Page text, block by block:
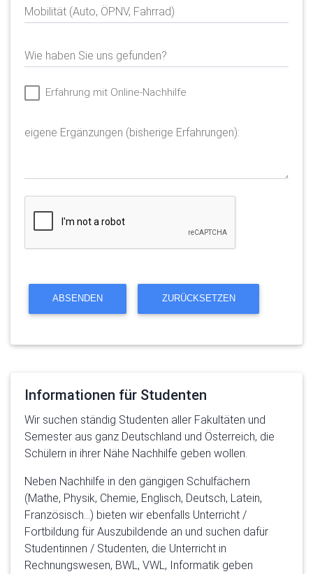
Mobilität (Auto, ÖPNV, Fahrrad)
Wie haben Sie uns gefunden?
Erfahrung mit Online-Nachhilfe
eigene Ergänzungen (bisherige Erfahrungen):
ABSENDEN ZURÜCKSETZEN
Informationen für Studenten
Wir suchen ständig Studenten aller Fakultäten und
Semester aus ganz Deutschland und Österreich, die
Schülern in ihrer Nähe Nachhilfe geben wollen.
Neben Nachhilfe in den gängigen Schulfächern
(Mathe, Physik, Chemie, Englisch, Deutsch, Latein,
Französisch...) bieten wir ebenfalls Unterricht /
Fortbildung für Auszubildende an und suchen dafür
Studentinnen / Studenten, die Unterricht in
Rechnungswesen, BWL, VWL, Informatik geben